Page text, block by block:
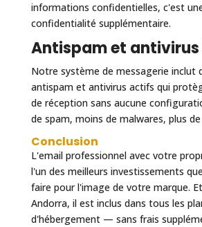
informations confidentielles, c'est
confidentialité supplémentaire.
Antispam et
Notre système de messagerie inclut
antispam et antivirus actifs qui
de réception sans aucune
de spam, moins de malwares, plus
Conclusion
L'email professionnel avec votre
l'un des meilleurs investissements
faire pour l'image de votre marque.
Andorra, il est inclus dans tous les
d'hébergement — sans frais